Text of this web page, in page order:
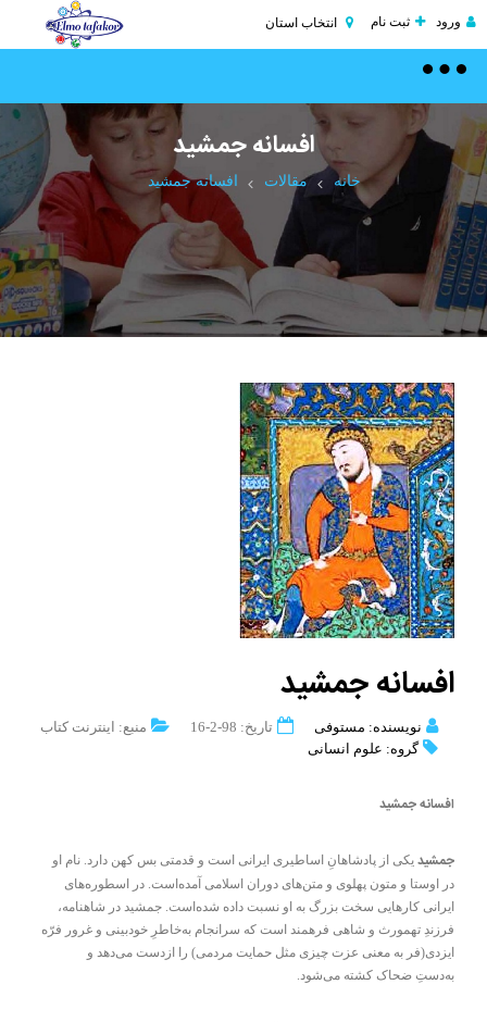
ورود ثبت نام انتخاب استان
Toggle
افسانه جمشید
خانه مقالات افسانه جمشید
افسانه جمشید
نویسنده: مستوفی تاریخ: 98-2-16
منبع: اینترنت کتاب
گروه: علوم انسانی
افسانه جمشید
جمشید یکی از پادشاهانِ اساطیری ایرانی است و قدمتی بس کهن دارد. نام او
در اوستا و متون پهلوی و متن‌های دوران اسلامی آمده‌است. در اسطوره‌های
ایرانی کارهایی سخت بزرگ به او نسبت داده شده‌است. جمشید در شاهنامه،
فرزندِ تهمورث و شاهی فرهمند است که سرانجام به‌خاطرِ خودبینی و غرور فرّه
ایزدی(فر به معنی عزت چیزی مثل حمایت مردمی) را ازدست می‌دهد و
به‌دستِ ضحاک کشته می‌شود.